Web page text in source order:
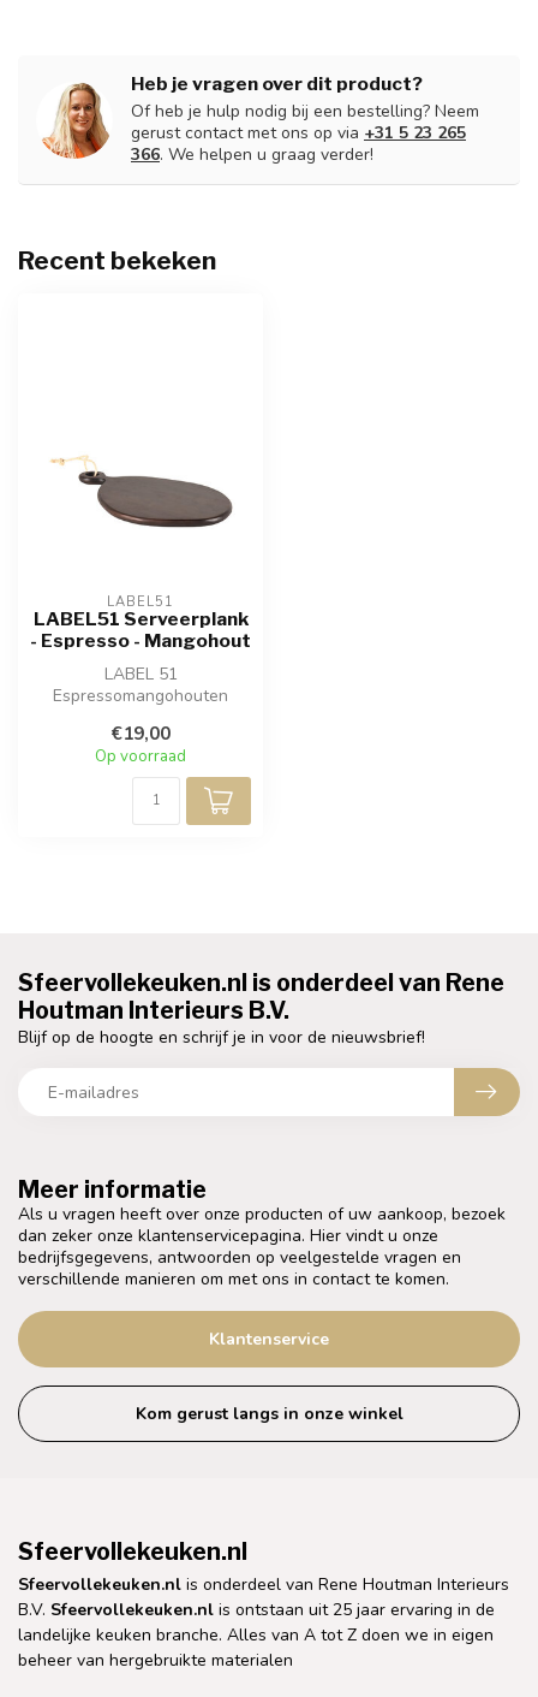
Heb je vragen over dit product?
Of heb je hulp nodig bij een bestelling? Neem
gerust contact met ons op via +31 5 23 265
366. We helpen u graag verder!
Recent bekeken
LABEL51
LABEL51 Serveerplank
- Espresso - Mangohout
LABEL 51
Espressomangohouten
serveerplank, met zijn
prachtige...
€19,00
Op voorraad
Meer informatie
Als u vragen heeft over onze producten of uw aankoop, bezoek
dan zeker onze klantenservicepagina. Hier vindt u onze
bedrijfsgegevens, antwoorden op veelgestelde vragen en
verschillende manieren om met ons in contact te komen.
Klantenservice
Kom gerust langs in onze winkel
Sfeervollekeuken.nl is onderdeel van Rene
Houtman Interieurs B.V.
Blijf op de hoogte en schrijf je in voor de nieuwsbrief!
Sfeervollekeuken.nl
Sfeervollekeuken.nl is onderdeel van Rene Houtman Interieurs
B.V. Sfeervollekeuken.nl is ontstaan uit 25 jaar ervaring in de
landelijke keuken branche. Alles van A tot Z doen we in eigen
beheer van hergebruikte materialen